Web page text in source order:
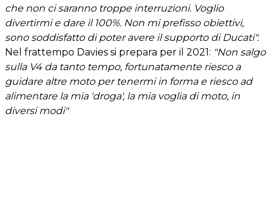
che non ci saranno troppe interruzioni. Voglio
divertirmi e dare il 100%. Non mi prefisso obiettivi,
sono soddisfatto di poter avere il supporto di Ducati".
Nel frattempo Davies si prepara per il 2021: "Non salgo
sulla V4 da tanto tempo, fortunatamente riesco a
guidare altre moto per tenermi in forma e riesco ad
alimentare la mia 'droga', la mia voglia di moto, in
diversi modi"